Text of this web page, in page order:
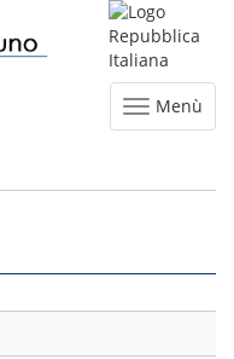
Menù